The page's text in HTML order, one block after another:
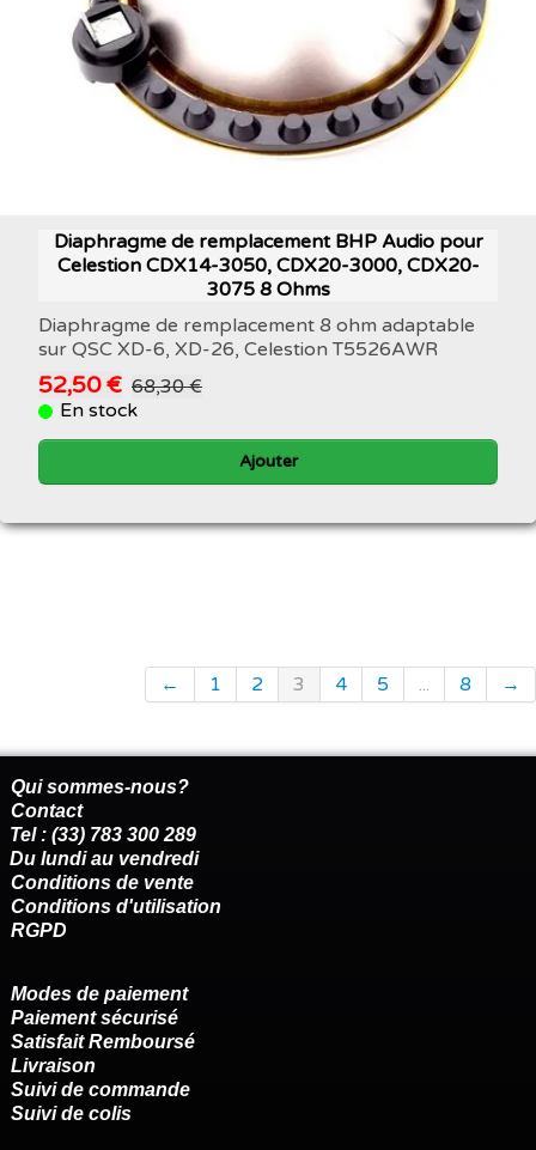
Diaphragme de remplacement BHP Audio pour
Celestion CDX14-3050, CDX20-3000, CDX20-
3075 8 Ohms
Diaphragme de remplacement 8 ohm adaptable
sur QSC XD-6, XD-26, Celestion T5526AWR
52,50 € 68,30 €
En stock
Ajouter
← 1 2 3 4 5 ... 8 →
Qui sommes-nous?
Contact
Tel : (33) 783 300 289
Du lundi au vendredi
Conditions de vente
Conditions d'utilisation
RGPD
Modes de paiement
Paiement sécurisé
Satisfait Remboursé
Livraison
Suivi de commande
Suivi de colis